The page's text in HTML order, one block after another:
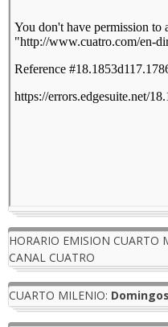
HORARIO EMISION CUARTO
CANAL CUATRO
CUARTO MILENIO: Domingos